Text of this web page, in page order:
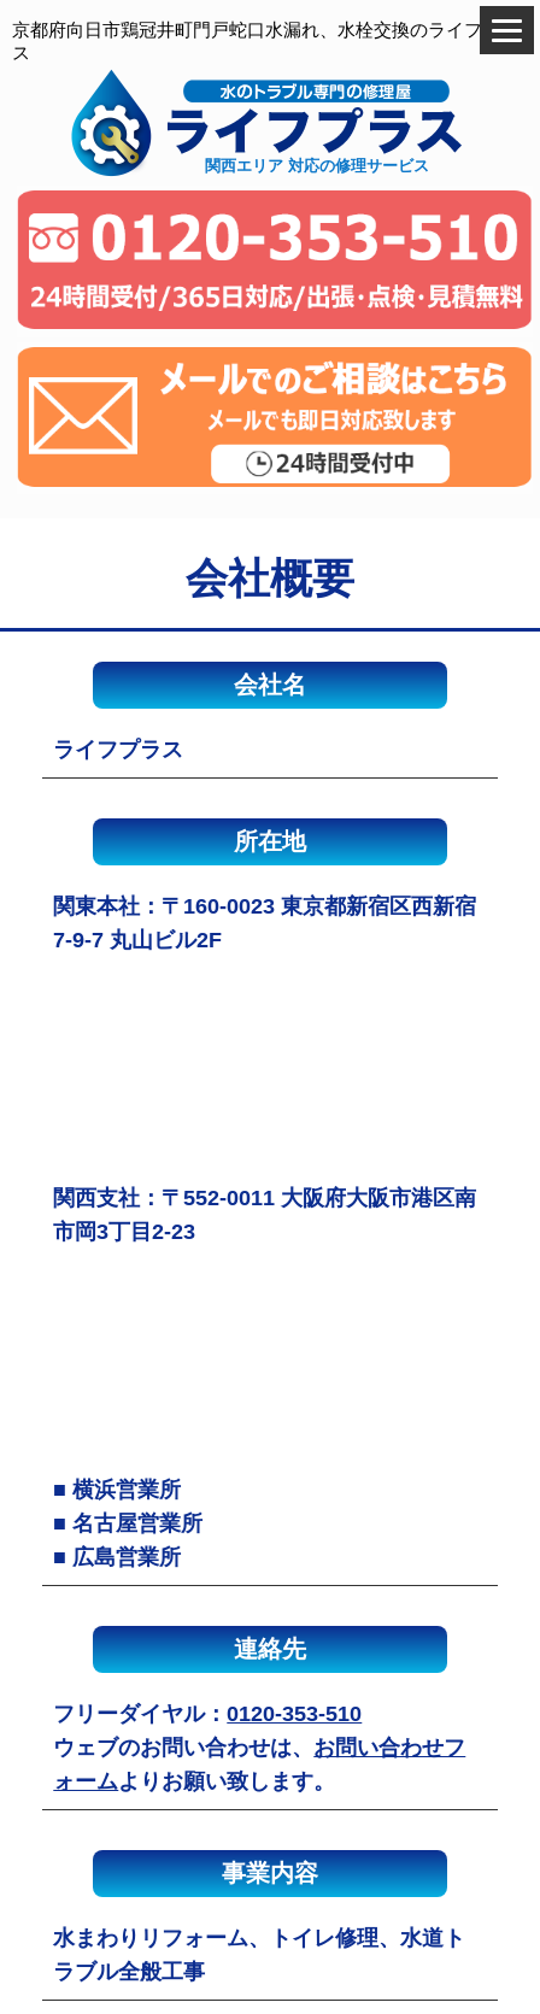
京都府向日市鶏冠井町門戸蛇口水漏れ、水栓交換のライフプラ
ス
関西エリア 対応の修理サービス
会社概要
会社名
ライフプラス
所在地
関東本社：〒160-0023 東京都新宿区西新宿
7-9-7 丸山ビル2F
関西支社：〒552-0011 大阪府大阪市港区南
市岡3丁目2-23
■ 横浜営業所
■ 名古屋営業所
■ 広島営業所
連絡先
フリーダイヤル：0120-353-510
ウェブのお問い合わせは、 お問い合わせフ
ォームよりお願い致します。
事業内容
水まわりリフォーム、トイレ修理、水道ト
ラブル全般工事